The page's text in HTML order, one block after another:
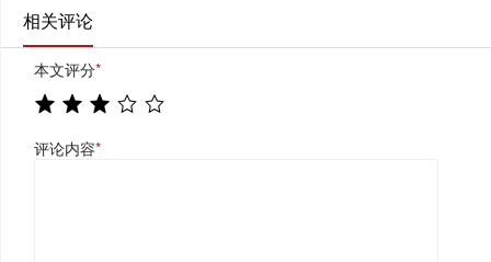
相关评论
本文评分*
评论内容*